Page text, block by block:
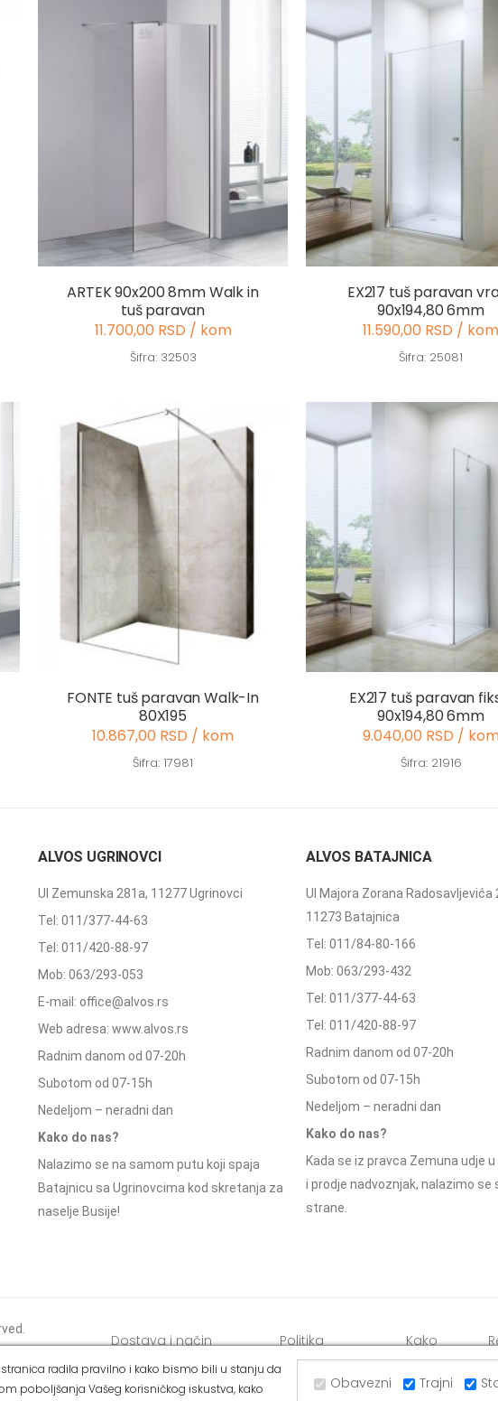
ARTEK 90x200 8mm Walk in
tuš paravan
11.700,00 RSD / kom
Šifra: 32503
EX217 tuš paravan
90x194,80 6mm
11.590,00 RSD / kom
Šifra: 25081
FONTE tuš paravan Walk-In
80X195
10.867,00 RSD / kom
Šifra: 17981
EX217 tuš paravan
90x194,80 6mm
9.040,00 RSD /
Šifra: 21916
ALVOS UGRINOVCI
Ul Zemunska 281a, 11277 Ugrinovci
Tel: 011/377-44-63
Tel: 011/420-88-97
Mob: 063/293-053
E-mail: office@alvos.rs
Web adresa: www.alvos.rs
Radnim danom od 07-20h
Subotom od 07-15h
Nedeljom – neradni dan
Kako do nas?
Nalazimo se na samom putu koji spaja
Batajnicu sa Ugrinovcima kod skretanja za
naselje Busije!
ALVOS BATAJNICA
Ul Majora Zorana Radosavljevića
11273 Batajnica
Tel: 011/84-80-166
Mob: 063/293-432
Tel: 011/377-44-63
Tel: 011/420-88-97
Radnim danom od 07-20h
Subotom od 07-15h
Nedeljom – neradni dan
Kako do nas?
Kada se iz pravca Zemuna udje
i prodje nadvoznjak, nalazimo se
strane.
Business
Dostava i način
plaćanja
Politika
privatnosti
Kako
kupiti
radila pravilno i kako bismo bili u stanju da
poboljšanja Vašeg korisničkog iskustva, kako
Obavezni Trajni